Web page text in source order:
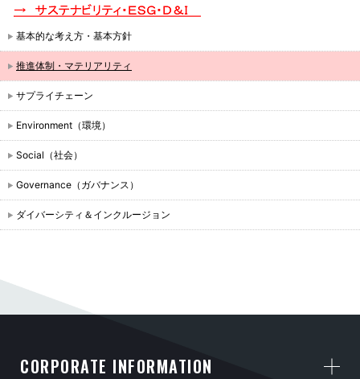
基本的な考え方・基本方針
推進体制・マテリアリティ
サプライチェーン
Environment（環境）
Social（社会）
Governance（ガバナンス）
ダイバーシティ＆インクルージョン
CORPORATE INFORMATION